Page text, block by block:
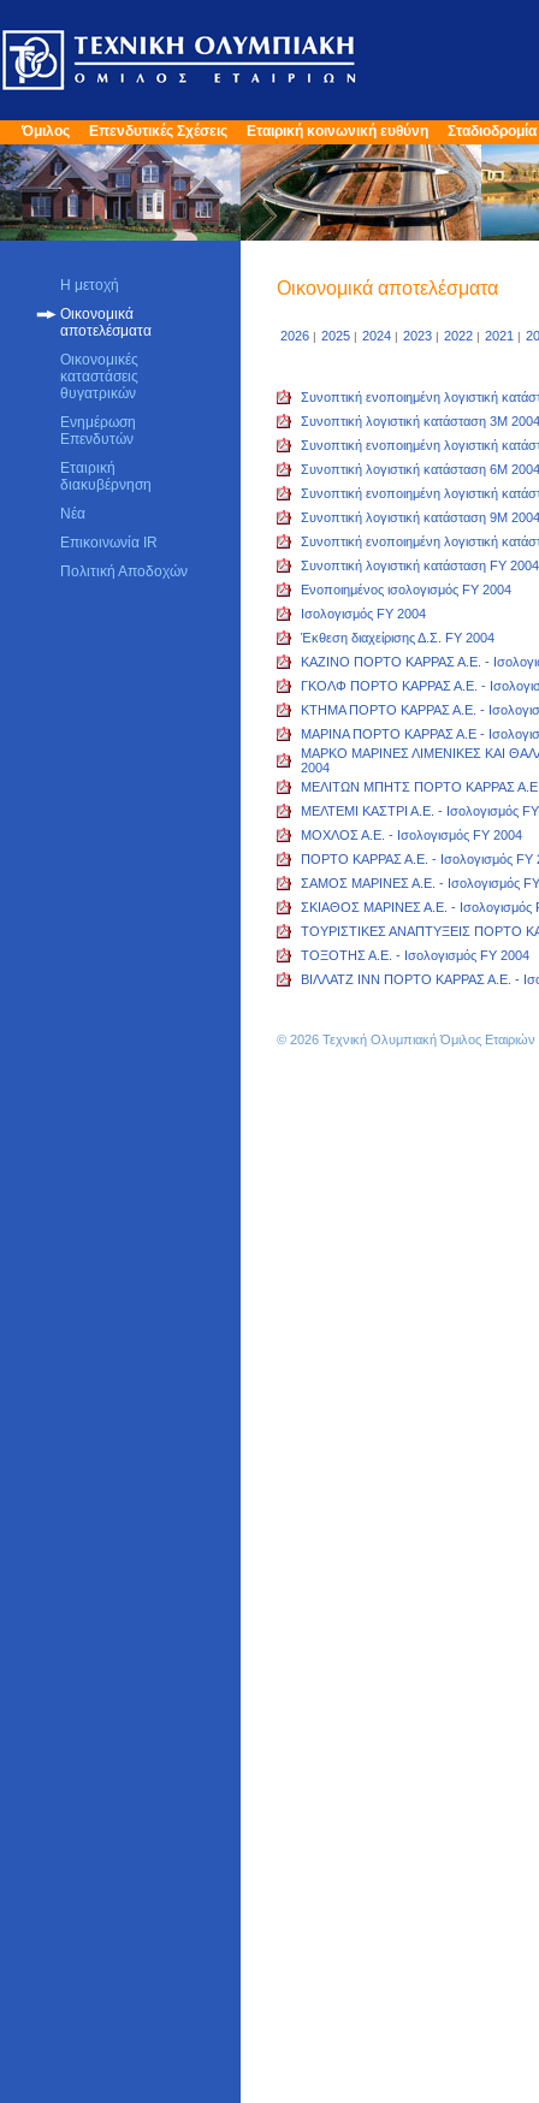
Όμιλος Επενδυτικές Σχέσεις Εταιρική κοινωνική ευθύνη Σταδιοδρομία
Η μετοχή
Οικονομικά
αποτελέσματα
Οικονομικές
καταστάσεις
θυγατρικών
Ενημέρωση
Επενδυτών
Εταιρική
διακυβέρνηση
Νέα
Επικοινωνία IR
Πολιτική Αποδοχών
Οικονομικά αποτελέσματα
2026 | 2025 | 2024 | 2023 | 2022 | 2021 |
Συνοπτική ενοποιημένη λογιστική
Συνοπτική λογιστική κατάσταση 3Μ 2004
Συνοπτική ενοποιημένη λογιστική
Συνοπτική λογιστική κατάσταση 6Μ 2004
Συνοπτική ενοποιημένη λογιστική
Συνοπτική λογιστική κατάσταση 9Μ 2004
Συνοπτική ενοποιημένη λογιστική
Συνοπτική λογιστική κατάσταση FY 2004
Ενοποιημένος ισολογισμός FY 2004
Ισολογισμός FY 2004
Έκθεση διαχείρισης Δ.Σ. FY 2004
ΚΑΖΙΝΟ ΠΟΡΤΟ ΚΑΡΡΑΣ Α.Ε. -
ΓΚΟΛΦ ΠΟΡΤΟ ΚΑΡΡΑΣ Α.Ε. -
ΚΤΗΜΑ ΠΟΡΤΟ ΚΑΡΡΑΣ Α.Ε. -
ΜΑΡΙΝΑ ΠΟΡΤΟ ΚΑΡΡΑΣ Α.Ε -
MΑΡΚΟ ΜΑΡΙΝΕΣ ΛΙΜΕΝΙΚΕΣ ΚΑΙ
2004
ΜΕΛΙΤΩΝ ΜΠΗΤΣ ΠΟΡΤΟ ΚΑΡΡΑΣ Α.Ε. -
ΜΕΛΤΕΜΙ ΚΑΣΤΡΙ Α.Ε. - Ισολογισμός
ΜΟΧΛΟΣ Α.Ε. - Ισολογισμός FY 2004
ΠΟΡΤΟ ΚΑΡΡΑΣ Α.Ε. - Ισολογισμός FY
ΣΑΜΟΣ ΜΑΡΙΝΕΣ Α.Ε. - Ισολογισμός
ΣΚΙΑΘΟΣ ΜΑΡΙΝΕΣ Α.Ε. - Ισολογισμός
ΤΟΥΡΙΣΤΙΚΕΣ ΑΝΑΠΤΥΞΕΙΣ ΠΟΡΤΟ
ΤΟΞΟΤΗΣ Α.Ε. - Ισολογισμός FY 2004
ΒΙΛΛΑΤΖ ΙΝΝ ΠΟΡΤΟ ΚΑΡΡΑΣ Α.Ε. -
© 2026 Τεχνική Ολυμπιακή Όμιλος